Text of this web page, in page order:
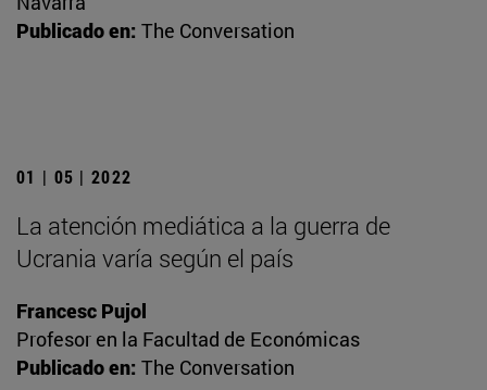
Publicado en: The Conversation
01 | 05 | 2022
La atención mediática a la guerra de
Ucrania varía según el país
Francesc Pujol
Profesor en la Facultad de Económicas
Publicado en: The Conversation